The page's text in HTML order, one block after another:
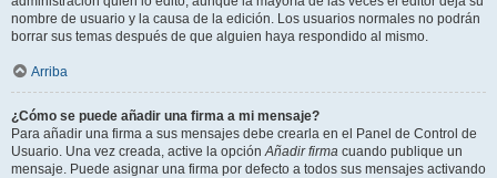
nombre de usuario y la causa de la edición. Los usuarios normales no podrán
borrar sus temas después de que alguien haya respondido al mismo.
Arriba
¿Cómo se puede añadir una firma a mi mensaje?
Para añadir una firma a sus mensajes debe crearla en el Panel de Control de
Usuario. Una vez creada, active la opciónAñadir firma cuando publique un
mensaje. Puede asignar una firma por defecto a todos sus mensajes activando